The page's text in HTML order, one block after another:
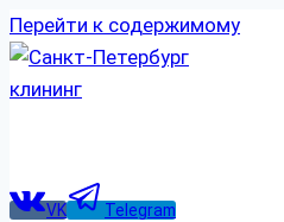
Перейти к содержимому
VK Telegram